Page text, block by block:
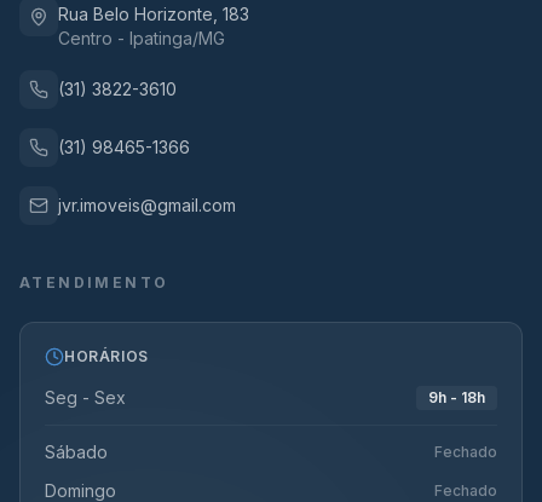
Rua Belo Horizonte, 183
Centro - Ipatinga/MG
(31) 3822-3610
(31) 98465-1366
jvr.imoveis@gmail.com
ATENDIMENTO
HORÁRIOS
Seg - Sex 9h - 18h
Sábado Fechado
Domingo Fechado